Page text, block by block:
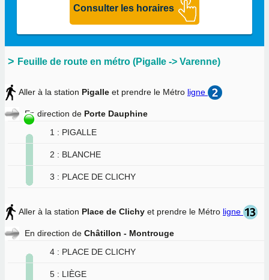
Feuille de route en métro (Pigalle -> Varenne)
Aller à la station Pigalle et prendre le Métro ligne
En direction de Porte Dauphine
1 : PIGALLE
2 : BLANCHE
3 : PLACE DE CLICHY
Aller à la station Place de Clichy et prendre le Métro ligne
En direction de Châtillon - Montrouge
4 : PLACE DE CLICHY
5 : LIÈGE